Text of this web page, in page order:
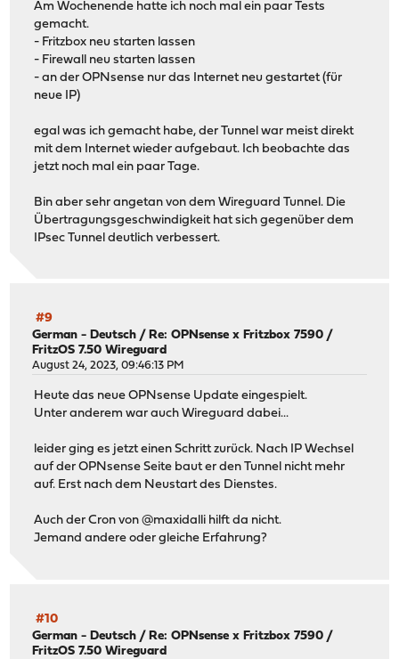
Am Wochenende hatte ich noch mal ein paar Tests
gemacht.
- Fritzbox neu starten lassen
- Firewall neu starten lassen
- an der OPNsense nur das Internet neu gestartet (für
neue IP)
egal was ich gemacht habe, der Tunnel war meist direkt
mit dem Internet wieder aufgebaut. Ich beobachte das
jetzt noch mal ein paar Tage.
Bin aber sehr angetan von dem Wireguard Tunnel. Die
Übertragungsgeschwindigkeit hat sich gegenüber dem
IPsec Tunnel deutlich verbessert.
#9
German - Deutsch / Re: OPNsense x Fritzbox 7590 /
FritzOS 7.50 Wireguard
August 24, 2023, 09:46:13 PM
Heute das neue OPNsense Update eingespielt.
Unter anderem war auch Wireguard dabei...
leider ging es jetzt einen Schritt zurück. Nach IP Wechsel
auf der OPNsense Seite baut er den Tunnel nicht mehr
auf. Erst nach dem Neustart des Dienstes.
Auch der Cron von @maxidalli hilft da nicht.
Jemand andere oder gleiche Erfahrung?
#10
German - Deutsch / Re: OPNsense x Fritzbox 7590 /
FritzOS 7.50 Wireguard